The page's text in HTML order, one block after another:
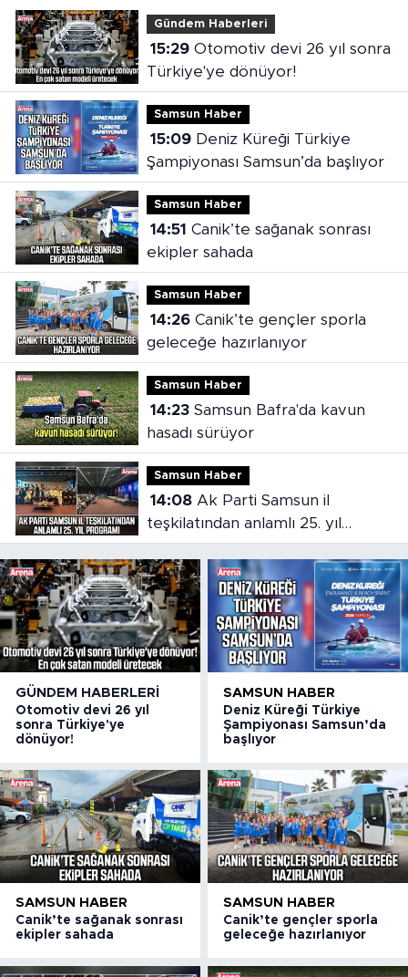
Gündem Haberleri
15:29Otomotiv devi 26 yıl sonra
Türkiye'ye dönüyor!
Samsun Haber
15:09Deniz Küreği Türkiye
Şampiyonası Samsun’da başlıyor
Samsun Haber
14:51
ekipler sahada
Samsun Haber
14:26Canik’te gençler sporla
geleceğe hazırlanıyor
Samsun Haber
14:23Samsun Bafra'da kavun
hasadı sürüyor
Samsun Haber
14:08Ak Parti Samsun il
teşkilatından anlamlı 25. yıl
programı
GÜNDEM HABERLERI
Otomotiv devi 26 yıl
sonra Türkiye'ye
dönüyor!
SAMSUN HABER
Deniz Küreği Türkiye
Şampiyonası Samsun’da
başlıyor
SAMSUN HABER
Canik’te sağanak sonrası
ekipler sahada
SAMSUN HABER
Canik’te gençler sporla
geleceğe hazırlanıyor